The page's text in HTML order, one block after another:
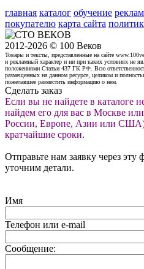
главная каталог обучение
покупателю карта сайта
2012-2026 © 100 Веков
Товары и тексты, представленные на сайте
и рекламный характер и ни при каких условиях не
положениями Статьи 437 ГК РФ. Всю
размещенных на данном ресурсе, целиком и
пожелавшее разместить информацию о нем.
Сделать заказ
Если вы не найдете в каталоге
найдем его для вас в Москве
России, Европе, Азии или США)
кратчайшие сроки.
Отправьте нам заявку через
уточним детали.
Имя
Телефон или e-mail
Сообщение: